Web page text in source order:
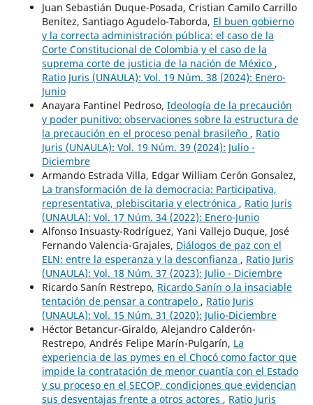
Juan Sebastián Duque-Posada, Cristian Camilo Carrillo
Benítez, Santiago Agudelo-Taborda, El buen gobierno
y la correcta administración pública: el caso de la
Corte Constitucional de Colombia y el caso de la
suprema corte de justicia de la nación de México ,
Ratio Juris (UNAULA): Vol. 19 Núm. 38 (2024): Enero-
Junio
Anayara Fantinel Pedroso, Ideología de la precaución
y poder punitivo: observaciones sobre la estructura de
la precaución en el proceso penal brasileño , Ratio
Juris (UNAULA): Vol. 19 Núm. 39 (2024): Julio -
Diciembre
Armando Estrada Villa, Edgar William Cerón Gonsalez,
La transformación de la democracia: Participativa,
representativa, plebiscitaria y electrónica , Ratio Juris
(UNAULA): Vol. 17 Núm. 34 (2022): Enero-Junio
Alfonso Insuasty-Rodríguez, Yani Vallejo Duque, José
Fernando Valencia-Grajales, Diálogos de paz con el
ELN: entre la esperanza y la desconfianza , Ratio Juris
(UNAULA): Vol. 18 Núm. 37 (2023): Julio - Diciembre
Ricardo Sanín Restrepo, Ricardo Sanín o la insaciable
tentación de pensar a contrapelo , Ratio Juris
(UNAULA): Vol. 15 Núm. 31 (2020): Julio-Diciembre
Héctor Betancur-Giraldo, Alejandro Calderón-
Restrepo, Andrés Felipe Marín-Pulgarín, La
experiencia de las pymes en el Chocó como factor que
impide la contratación de menor cuantía con el Estado
y su proceso en el SECOP, condiciones que evidencian
sus desventajas frente a otros actores , Ratio Juris